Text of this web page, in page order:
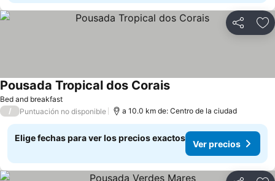
Compartir
Bed and breakfast
Pousada Tropical dos Corais
/ Puntuación no disponible a 10.0 km de: Centro de la ciudad
Elige fechas para ver los precios exactos
Ver precios